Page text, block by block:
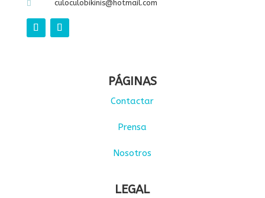
 culoculobikinis@hotmail.com
PÁGINAS
Contactar
Prensa
Nosotros
LEGAL